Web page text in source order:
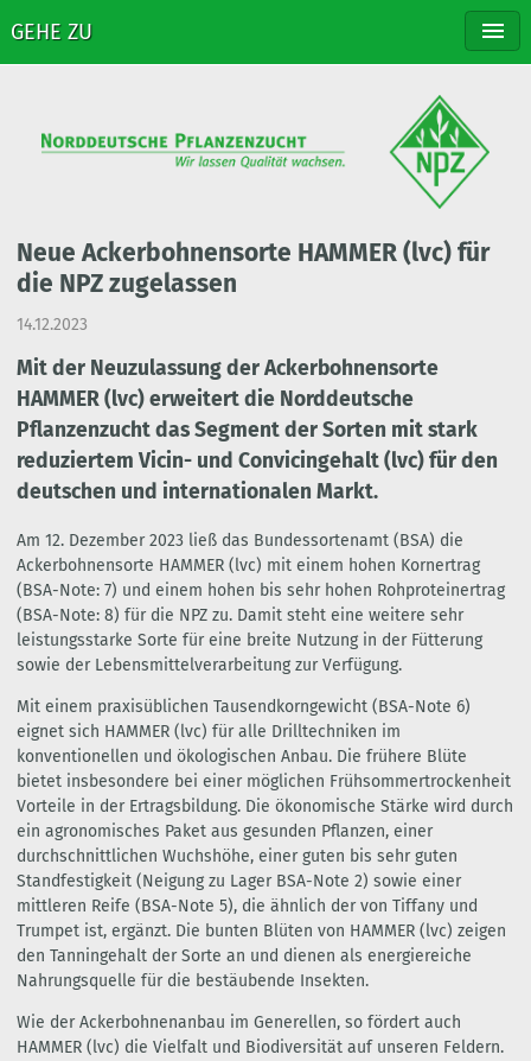
GEHE ZU
SORTEN VERTRIEB
KONTAKT
Neue Ackerbohnensorte HAMMER (lvc) für
die NPZ zugelassen
14.12.2023
Mit der Neuzulassung der Ackerbohnensorte
HAMMER (lvc) erweitert die Norddeutsche
Pflanzenzucht das Segment der Sorten mit stark
reduziertem Vicin- und Convicingehalt (lvc) für den
deutschen und internationalen Markt.
Am 12. Dezember 2023 ließ das Bundessortenamt (BSA) die
Ackerbohnensorte HAMMER (lvc) mit einem hohen Kornertrag
(BSA-Note: 7) und einem hohen bis sehr hohen Rohproteinertrag
(BSA-Note: 8) für die NPZ zu. Damit steht eine weitere sehr
leistungsstarke Sorte für eine breite Nutzung in der Fütterung
sowie der Lebensmittelverarbeitung zur Verfügung.
Mit einem praxisüblichen Tausendkorngewicht (BSA-Note 6)
eignet sich HAMMER (lvc) für alle Drilltechniken im
konventionellen und ökologischen Anbau. Die frühere Blüte
bietet insbesondere bei einer möglichen Frühsommertrockenheit
Vorteile in der Ertragsbildung. Die ökonomische Stärke wird durch
ein agronomisches Paket aus gesunden Pflanzen, einer
durchschnittlichen Wuchshöhe, einer guten bis sehr guten
Standfestigkeit (Neigung zu Lager BSA-Note 2) sowie einer
mittleren Reife (BSA-Note 5), die ähnlich der von Tiffany und
Trumpet ist, ergänzt. Die bunten Blüten von HAMMER (lvc) zeigen
den Tanningehalt der Sorte an und dienen als energiereiche
Nahrungsquelle für die bestäubende Insekten.
Wie der Ackerbohnenanbau im Generellen, so fördert auch
HAMMER (lvc) die Vielfalt und Biodiversität auf unseren Feldern.